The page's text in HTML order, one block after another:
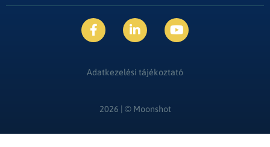
2026 | © Moonshot
Adatkezelési tájékoztató